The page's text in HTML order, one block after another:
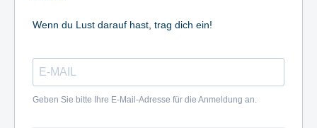
Wenn du Lust darauf hast, trag dich ein!
Geben Sie bitte Ihre E-Mail-Adresse für die Anmeldung an.